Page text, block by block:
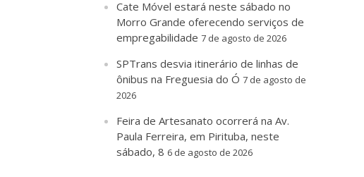
Cate Móvel estará neste sábado no
Morro Grande oferecendo serviços de
empregabilidade 7 de agosto de 2026
SPTrans desvia itinerário de linhas de
ônibus na Freguesia do Ó 7 de agosto de
2026
Feira de Artesanato ocorrerá na Av.
Paula Ferreira, em Pirituba, neste
sábado, 8 6 de agosto de 2026